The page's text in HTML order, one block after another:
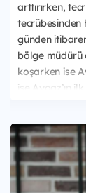
arttırırken,
tecrübesinden
günden
bölge müdürü
koşarken ise
ise Aygaz’ın
Lojistik
savunan,
imkanları